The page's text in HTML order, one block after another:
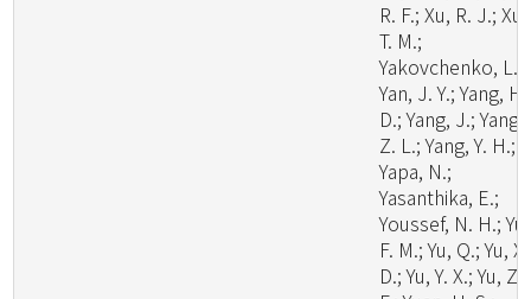
R. F.; Xu, R. J.; Xu,
T. M.;
Yakovchenko, L.;
Yan, J. Y.; Yang, H.
D.; Yang, J.; Yang,
Z. L.; Yang, Y. H.;
Yapa, N.;
Yasanthika, E.;
Youssef, N. H.; Yu,
F. M.; Yu, Q.; Yu, X.
D.; Yu, Y. X.; Yu, Z.